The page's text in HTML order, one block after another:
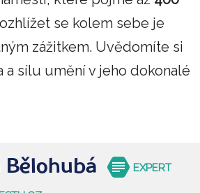
se kolem sebe je
zážitkem. Uvědomíte si
sílu umění v jeho dokonalé
Bělohubá EXPERT